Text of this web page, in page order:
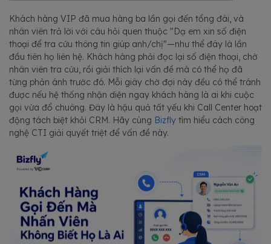
Khách hàng VIP đã mua hàng ba lần gọi đến tổng đài, và
nhân viên trả lời với câu hỏi quen thuộc "Dạ em xin số điện
thoại để tra cứu thông tin giúp anh/chị"—như thể đây là lần
đầu tiên họ liên hệ. Khách hàng phải đọc lại số điện thoại, chờ
nhân viên tra cứu, rồi giải thích lại vấn đề mà có thể họ đã
từng phản ánh trước đó. Mỗi giây chờ đợi này đều có thể tránh
được nếu hệ thống nhận diện ngay khách hàng là ai khi cuộc
gọi vừa đổ chuông. Đây là hậu quả tất yếu khi Call Center hoạt
động tách biệt khỏi CRM. Hãy cùng Bizfly tìm hiểu cách công
nghệ CTI giải quyết triệt để vấn đề này.